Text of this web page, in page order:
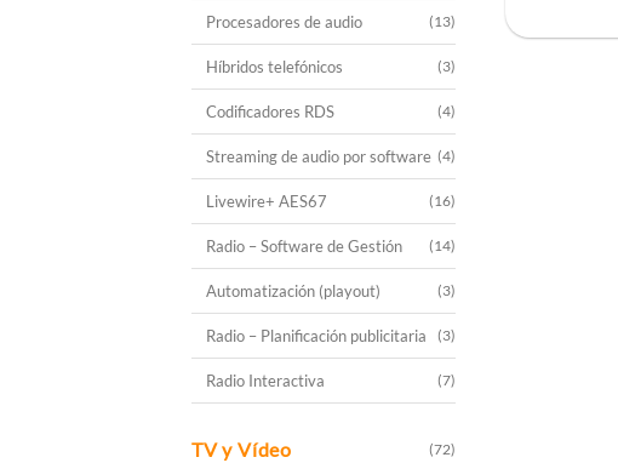
Procesadores de audio (13)
Híbridos telefónicos (3)
Codificadores RDS (4)
Streaming de audio por software (4)
Livewire+ AES67 (16)
Radio – Software de Gestión (14)
Automatización (playout) (3)
Radio – Planificación publicitaria (3)
Radio Interactiva (7)
TV y Vídeo (72)